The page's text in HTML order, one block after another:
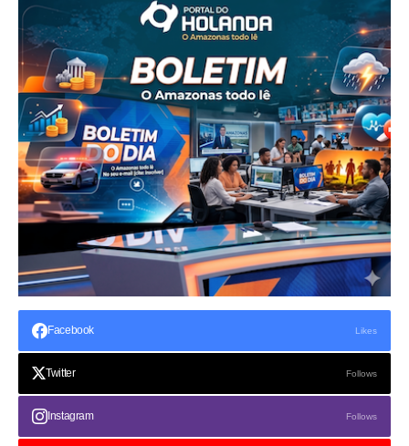
Facebook Likes
Twitter Follows
Instagram Follows